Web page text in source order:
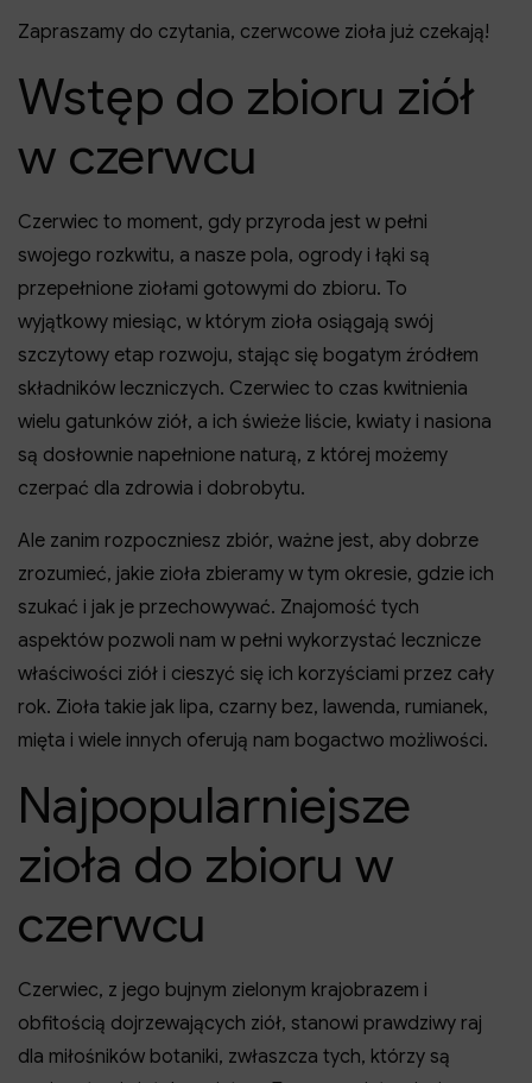
Zapraszamy do czytania, czerwcowe zioła już czekają!
Wstęp do zbioru ziół
w czerwcu
Czerwiec to moment, gdy przyroda jest w pełni
swojego rozkwitu, a nasze pola, ogrody i łąki są
przepełnione ziołami gotowymi do zbioru. To
wyjątkowy miesiąc, w którym zioła osiągają swój
szczytowy etap rozwoju, stając się bogatym źródłem
składników leczniczych. Czerwiec to czas kwitnienia
wielu gatunków ziół, a ich świeże liście, kwiaty i nasiona
są dosłownie napełnione naturą, z której możemy
czerpać dla zdrowia i dobrobytu.
Ale zanim rozpoczniesz zbiór, ważne jest, aby dobrze
zrozumieć, jakie zioła zbieramy w tym okresie, gdzie ich
szukać i jak je przechowywać. Znajomość tych
aspektów pozwoli nam w pełni wykorzystać lecznicze
właściwości ziół i cieszyć się ich korzyściami przez cały
rok. Zioła takie jak lipa, czarny bez, lawenda, rumianek,
mięta i wiele innych oferują nam bogactwo możliwości.
Najpopularniejsze
zioła do zbioru w
czerwcu
Czerwiec, z jego bujnym zielonym krajobrazem i
obfitością dojrzewających ziół, stanowi prawdziwy raj
dla miłośników botaniki, zwłaszcza tych, którzy są